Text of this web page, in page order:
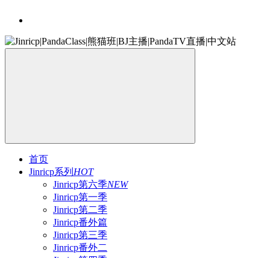
首页
Jinricp系列 HOT
Jinricp第六季NEW
Jinricp第一季
Jinricp第二季
Jinricp番外篇
Jinricp第三季
Jinricp番外二